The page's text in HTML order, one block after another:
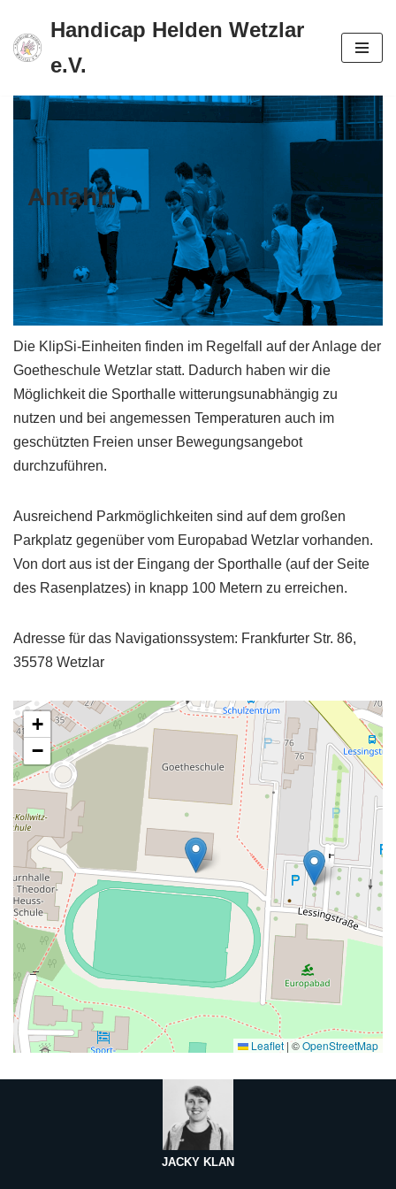
Zum
springen
Handicap Helden Wetzlar
e.V.
Anfahrt
Die KlipSi-Einheiten finden im Regelfall auf der Anlage der
Goetheschule Wetzlar statt. Dadurch haben wir die
Möglichkeit die Sporthalle witterungsunabhängig zu
nutzen und bei angemessen Temperaturen auch im
geschützten Freien unser Bewegungsangebot
durchzuführen.
Ausreichend Parkmöglichkeiten sind auf dem großen
Parkplatz gegenüber vom Europabad Wetzlar vorhanden.
Von dort aus ist der Eingang der Sporthalle (auf der Seite
des Rasenplatzes) in knapp 100 Metern zu erreichen.
Adresse für das Navigationssystem: Frankfurter Str. 86,
35578 Wetzlar
+
−
Leaflet|©OpenStreetMap
JACKY KLAN